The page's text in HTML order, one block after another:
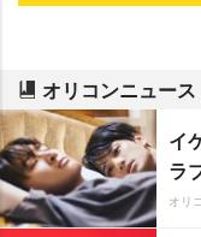
オリコンニュー
イ
ラ
オリ